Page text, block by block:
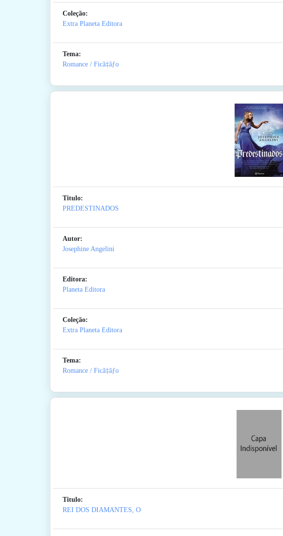
Coleção:
Extra Planeta Editora
Tema:
Romance / Ficã‡ãƒo
Titulo:
PREDESTINADOS
Autor:
Josephine Angelini
Editora:
Planeta Editora
Coleção:
Extra Planeta Editora
Tema:
Romance / Ficã‡ãƒo
Titulo:
REI DOS DIAMANTES, O